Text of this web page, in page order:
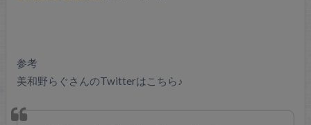
参考
美和野らぐさんのTwitterはこちら♪